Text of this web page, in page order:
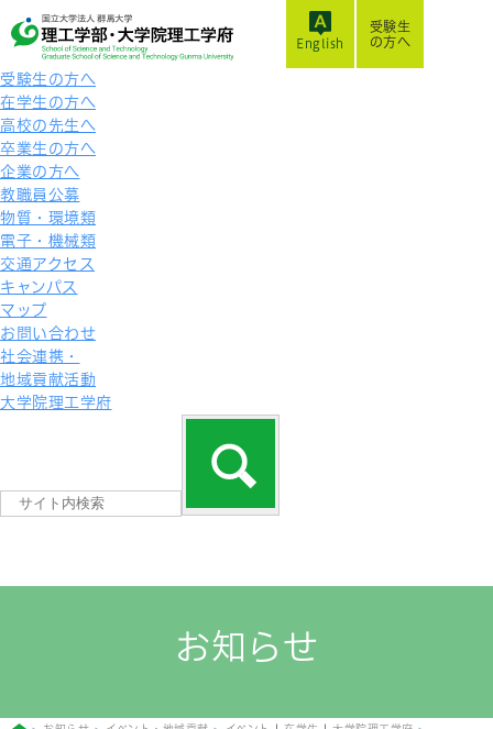
受験生
の方へ
受験生の方へ
在学生の方へ
高校の先生へ
卒業生の方へ
企業の方へ
教職員公募
物質・環境類
電子・機械類
交通アクセス
キャンパス
マップ
お問い合わせ
社会連携・
地域貢献活動
大学院理工学府
English
お知らせ